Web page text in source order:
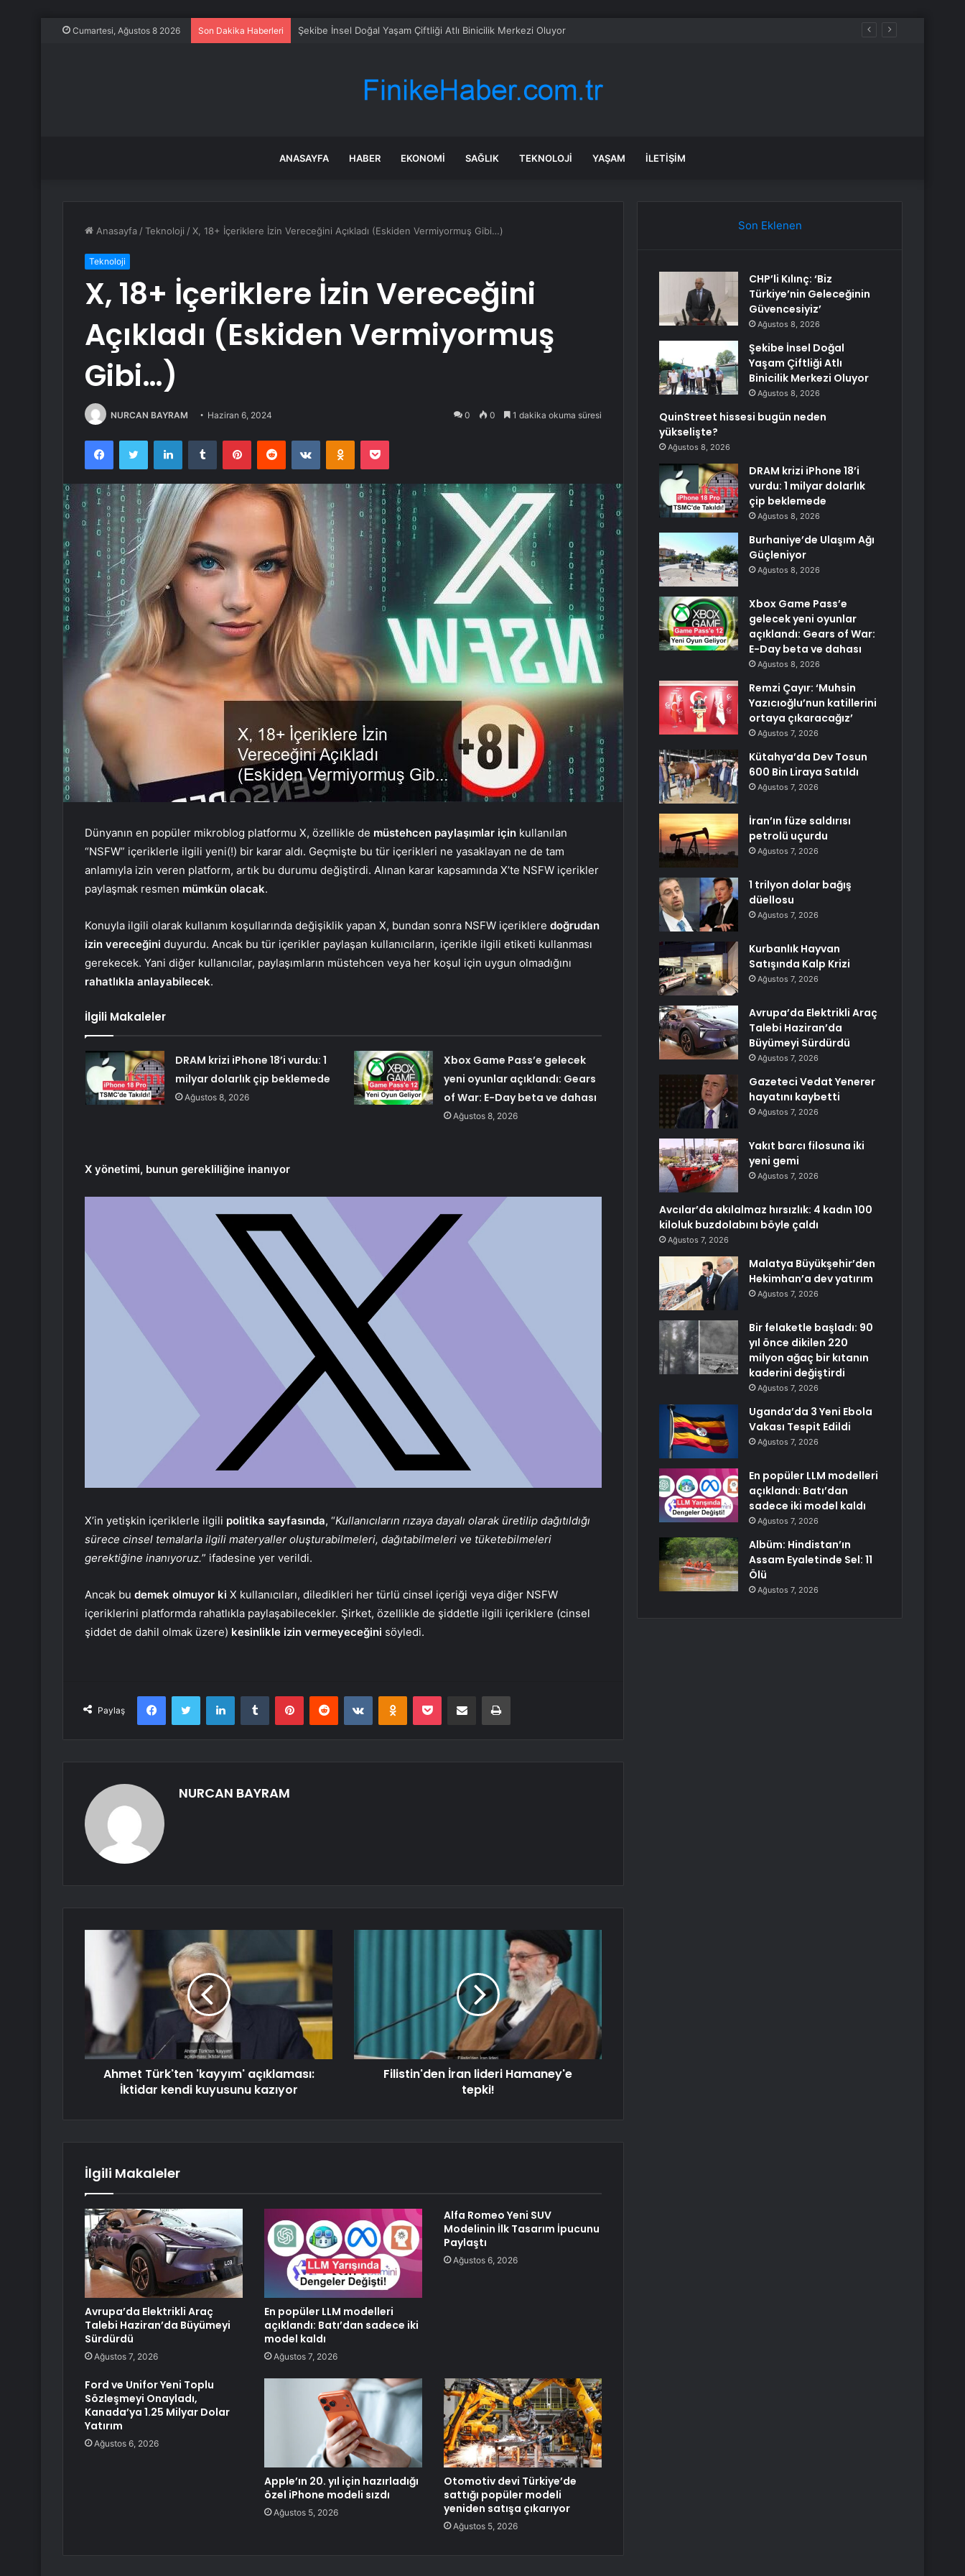
Cumartesi, Ağustos 8 2026 Son Dakika Haberleri Şekibe İnsel Doğal Yaşam Çiftliği Atlı Binicilik Merkezi Oluyor
ANASAYFA HABER EKONOMI SAĞLIK TEKNOLOJI YAŞAM İLETIŞIM
Anasayfa /Teknoloji /X, 18+ İçeriklere İzin Vereceğini Açıkladı (Eskiden Vermiyormuş Gibi…)
Teknoloji
X, 18+ İçeriklere İzin Vereceğini
Açıkladı (Eskiden Vermiyormuş
Gibi…)
NURCAN BAYRAM Haziran 6, 2024 0 0 1 dakika okuma süresi
FacebookTwitter LinkedInTumblr PinterestReddit VKontakteOdnoklassniki
Pocket
Dünyanın en popüler mikroblog platformu X, özellikle de müstehcen paylaşımlar için kullanılan
“NSFW” içeriklerle ilgili yeni(!) bir karar aldı. Geçmişte bu tür içerikleri ne yasaklayan ne de tam
anlamıyla izin veren platform, artık bu durumu değiştirdi. Alınan karar kapsamında X’te NSFW içerikler
paylaşmak resmen mümkün olacak.
Konuyla ilgili olarak kullanım koşullarında değişiklik yapan X, bundan sonra NSFW içeriklere doğrudan
izin vereceğini duyurdu. Ancak bu tür içerikler paylaşan kullanıcıların, içerikle ilgili etiketi kullanması
gerekecek. Yani diğer kullanıcılar, paylaşımların müstehcen veya her koşul için uygun olmadığını
rahatlıkla anlayabilecek.
İlgili Makaleler
DRAM krizi iPhone 18’i vurdu: 1
milyar dolarlık çip beklemede
Ağustos 8, 2026
Xbox Game Pass’e gelecek
yeni oyunlar açıklandı: Gears
of War: E-Day beta ve dahası
Ağustos 8, 2026
X yönetimi, bunun gerekliliğine inanıyor
X’in yetişkin içeriklerle ilgili politika sayfasında, “Kullanıcıların rızaya dayalı olarak üretilip dağıtıldığı
sürece cinsel temalarla ilgili materyaller oluşturabilmeleri, dağıtabilmeleri ve tüketebilmeleri
gerektiğine inanıyoruz.” ifadesine yer verildi.
Ancak bu demek olmuyor ki X kullanıcıları, diledikleri her türlü cinsel içeriği veya diğer NSFW
içeriklerini platformda rahatlıkla paylaşabilecekler. Şirket, özellikle de şiddetle ilgili içeriklere (cinsel
şiddet de dahil olmak üzere) kesinlikle izin vermeyeceğini söyledi.
Paylaş
FacebookTwitter LinkedInTumblr PinterestReddit VKontakteOdnoklassniki
Pocket E-Posta ile paylaş Yazdır
NURCAN BAYRAM
Ahmet Türk'ten 'kayyım' açıklaması:
İktidar kendi kuyusunu kazıyor
Filistin'den İran lideri Hamaney'e
tepki!
İlgili Makaleler
Avrupa’da Elektrikli Araç
Talebi Haziran’da Büyümeyi
Sürdürdü
Ağustos 7, 2026
En popüler LLM modelleri
açıklandı: Batı’dan sadece iki
model kaldı
Ağustos 7, 2026
Alfa Romeo Yeni SUV
Modelinin İlk Tasarım İpucunu
Paylaştı
Ağustos 6, 2026
Ford ve Unifor Yeni Toplu
Sözleşmeyi Onayladı,
Kanada’ya 1.25 Milyar Dolar
Yatırım
Ağustos 6, 2026
Apple’ın 20. yıl için hazırladığı
özel iPhone modeli sızdı
Ağustos 5, 2026
Otomotiv devi Türkiye’de
sattığı popüler modeli
yeniden satışa çıkarıyor
Ağustos 5, 2026
Son Eklenen
CHP’li Kılınç: ‘Biz
Türkiye’nin Geleceğinin
Güvencesiyiz’
Ağustos 8, 2026
Şekibe İnsel Doğal
Yaşam Çiftliği Atlı
Binicilik Merkezi Oluyor
Ağustos 8, 2026
QuinStreet hissesi bugün neden
yükselişte?
Ağustos 8, 2026
DRAM krizi iPhone 18’i
vurdu: 1 milyar dolarlık
çip beklemede
Ağustos 8, 2026
Burhaniye’de Ulaşım Ağı
Güçleniyor
Ağustos 8, 2026
Xbox Game Pass’e
gelecek yeni oyunlar
açıklandı: Gears of War:
E-Day beta ve dahası
Ağustos 8, 2026
Remzi Çayır: ‘Muhsin
Yazıcıoğlu’nun katillerini
ortaya çıkaracağız’
Ağustos 7, 2026
Kütahya’da Dev Tosun
600 Bin Liraya Satıldı
Ağustos 7, 2026
İran’ın füze saldırısı
petrolü uçurdu
Ağustos 7, 2026
1 trilyon dolar bağış
düellosu
Ağustos 7, 2026
Kurbanlık Hayvan
Satışında Kalp Krizi
Ağustos 7, 2026
Avrupa’da Elektrikli Araç
Talebi Haziran’da
Büyümeyi Sürdürdü
Ağustos 7, 2026
Gazeteci Vedat Yenerer
hayatını kaybetti
Ağustos 7, 2026
Yakıt barcı filosuna iki
yeni gemi
Ağustos 7, 2026
Avcılar’da akılalmaz hırsızlık: 4 kadın 100
kiloluk buzdolabını böyle çaldı
Ağustos 7, 2026
Malatya Büyükşehir’den
Hekimhan’a dev yatırım
Ağustos 7, 2026
Bir felaketle başladı: 90
yıl önce dikilen 220
milyon ağaç bir kıtanın
kaderini değiştirdi
Ağustos 7, 2026
Uganda’da 3 Yeni Ebola
Vakası Tespit Edildi
Ağustos 7, 2026
En popüler LLM modelleri
açıklandı: Batı’dan
sadece iki model kaldı
Ağustos 7, 2026
Albüm: Hindistan’ın
Assam Eyaletinde Sel: 11
Ölü
Ağustos 7, 2026